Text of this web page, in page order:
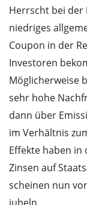
Herrscht bei der
niedriges
Coupon in der
Investoren
Möglicherweise
sehr hohe
dann über
im Verhältnis
Effekte haben in
Zinsen auf
scheinen nun